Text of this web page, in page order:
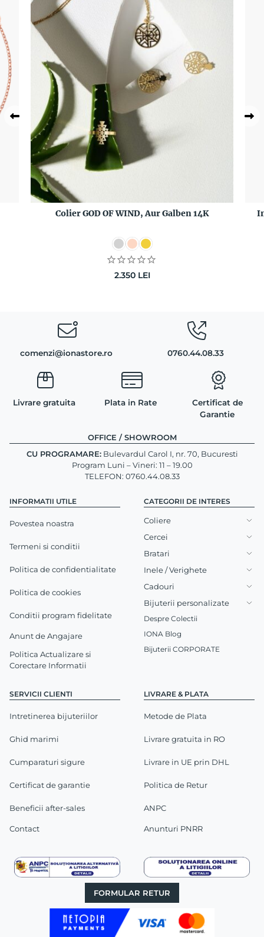
Colier GOD OF WIND, Aur Galben 14K
2.350 LEI
comenzi@ionastore.ro 0760.44.08.33
Livrare gratuita Plata in Rate
Certificat de
Garantie
INFORMATII UTILE
Povestea noastra
Termeni si conditii
Politica de confidentialitate
Politica de cookies
Conditii program fidelitate
Anunt de Angajare
Politica Actualizare si
Corectare Informatii
SERVICII CLIENTI
Intretinerea bijuteriilor
Ghid marimi
Cumparaturi sigure
Certificat de garantie
Beneficii after-sales
Contact
LIVRARE & PLATA
Metode de Plata
Livrare gratuita in RO
Livrare in UE prin DHL
Politica de Retur
ANPC
Anunturi PNRR
OFFICE / SHOWROOM
CU PROGRAMARE:Bulevardul Carol I, nr. 70, Bucuresti
Program Luni – Vineri: 11 – 19.00
TELEFON: 0760.44.08.33
CATEGORII DE INTERES
Coliere
Cercei
Bratari
Inele / Verighete
Cadouri
Bijuterii personalizate
Despre Colectii
IONA Blog
Bijuterii CORPORATE
FORMULAR RETUR